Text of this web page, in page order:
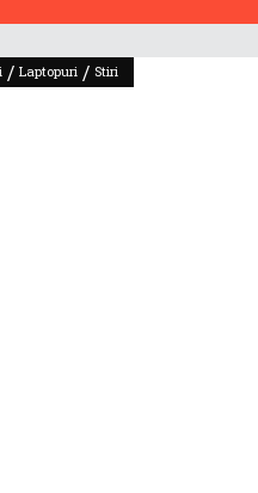
/ Laptopuri / Stiri